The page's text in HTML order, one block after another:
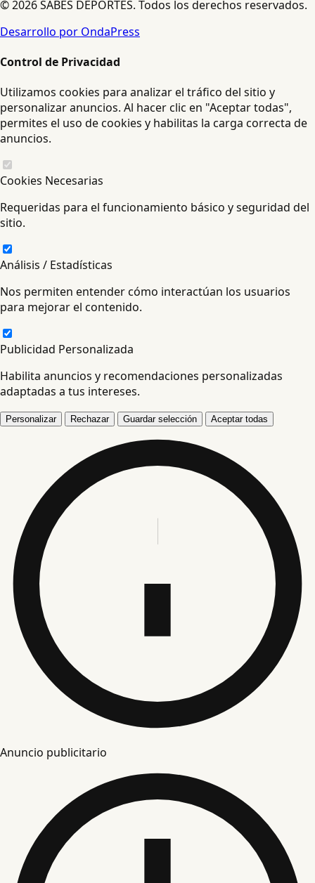
© 2026 SABES DEPORTES. Todos los derechos reservados.
Desarrollo por OndaPress
Control de Privacidad
Utilizamos cookies para analizar el tráfico del sitio y
personalizar anuncios. Al hacer clic en "Aceptar todas",
permites el uso de cookies y habilitas la carga correcta de
anuncios.
Cookies Necesarias
Requeridas para el funcionamiento básico y seguridad del
sitio.
Análisis / Estadísticas
Nos permiten entender cómo interactúan los usuarios
para mejorar el contenido.
Publicidad Personalizada
Habilita anuncios y recomendaciones personalizadas
adaptadas a tus intereses.
Personalizar Rechazar Guardar selección Aceptar todas
Anuncio publicitario